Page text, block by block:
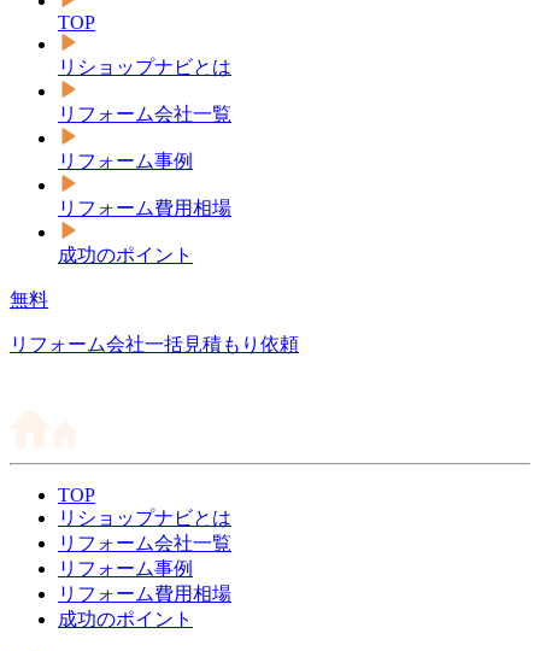
TOP
リショップナビとは
リフォーム会社一覧
リフォーム事例
リフォーム費用相場
成功のポイント
無料
リフォーム会社一括見積もり依頼
TOP
リショップナビとは
リフォーム会社一覧
リフォーム事例
リフォーム費用相場
成功のポイント